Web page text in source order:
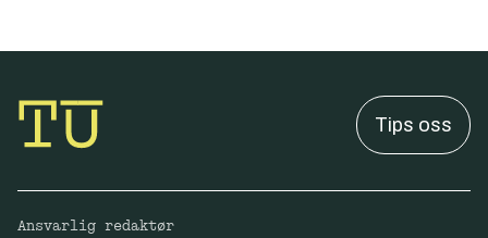
Tips oss
Ansvarlig redaktør